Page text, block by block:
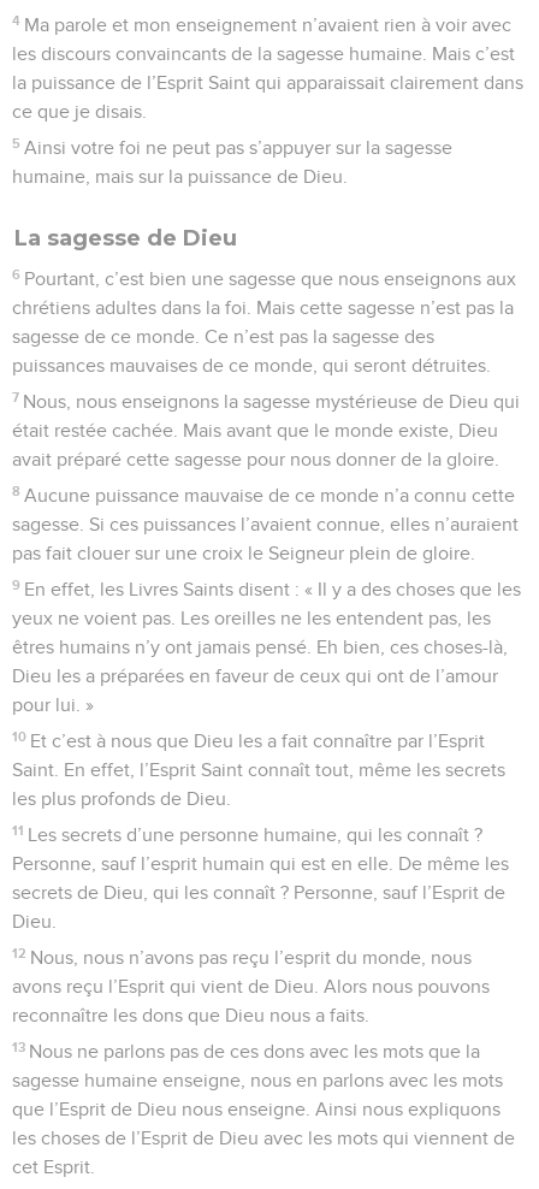
4 Ma parole et mon enseignement n’avaient rien à voir avec
les discours convaincants de la sagesse humaine. Mais c’est
la puissance de l’Esprit Saint qui apparaissait clairement dans
ce que je disais.
5 Ainsi votre foi ne peut pas s’appuyer sur la sagesse
humaine, mais sur la puissance de Dieu.
La sagesse de Dieu
6 Pourtant, c’est bien une sagesse que nous enseignons aux
chrétiens adultes dans la foi. Mais cette sagesse n’est pas la
sagesse de ce monde. Ce n’est pas la sagesse des
puissances mauvaises de ce monde, qui seront détruites.
7 Nous, nous enseignons la sagesse mystérieuse de Dieu qui
était restée cachée. Mais avant que le monde existe, Dieu
avait préparé cette sagesse pour nous donner de la gloire.
8 Aucune puissance mauvaise de ce monde n’a connu cette
sagesse. Si ces puissances l’avaient connue, elles n’auraient
pas fait clouer sur une croix le Seigneur plein de gloire.
9 En effet, les Livres Saints disent : « Il y a des choses que les
yeux ne voient pas. Les oreilles ne les entendent pas, les
êtres humains n’y ont jamais pensé. Eh bien, ces choses-là,
Dieu les a préparées en faveur de ceux qui ont de l’amour
pour lui. »
10 Et c’est à nous que Dieu les a fait connaître par l’Esprit
Saint. En effet, l’Esprit Saint connaît tout, même les secrets
les plus profonds de Dieu.
11 Les secrets d’une personne humaine, qui les connaît ?
Personne, sauf l’esprit humain qui est en elle. De même les
secrets de Dieu, qui les connaît ? Personne, sauf l’Esprit de
Dieu.
12 Nous, nous n’avons pas reçu l’esprit du monde, nous
avons reçu l’Esprit qui vient de Dieu. Alors nous pouvons
reconnaître les dons que Dieu nous a faits.
13 Nous ne parlons pas de ces dons avec les mots que la
sagesse humaine enseigne, nous en parlons avec les mots
que l’Esprit de Dieu nous enseigne. Ainsi nous expliquons
les choses de l’Esprit de Dieu avec les mots qui viennent de
cet Esprit.